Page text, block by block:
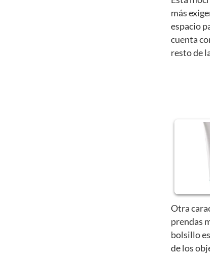
más
espacio
cuenta
resto de
Otra
prendas
bolsillo
de los